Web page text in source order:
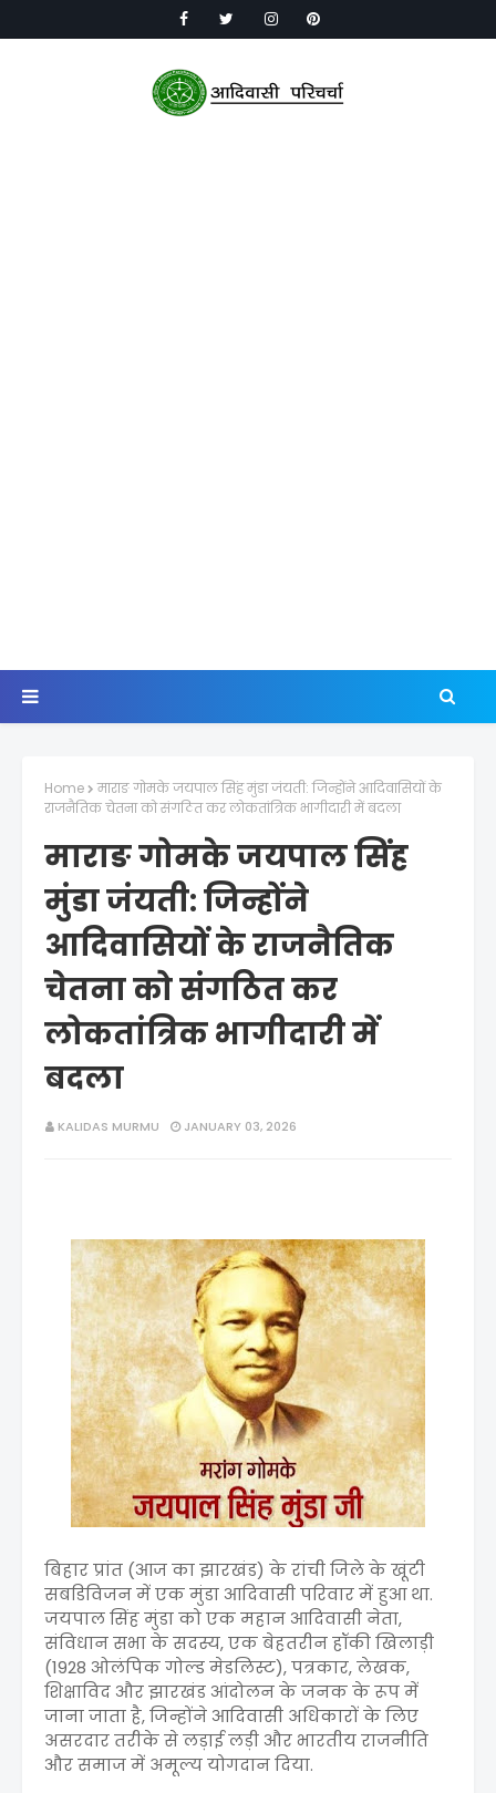
Home
माराङ गोमके जयपाल सिंह मुंडा जंयती: जिन्होंने आदिवासियों के
राजनैतिक चेतना को संगठित कर लोकतांत्रिक भागीदारी में बदला
माराङ गोमके जयपाल सिंह
मुंडा जंयती: जिन्होंने
आदिवासियों के राजनैतिक
चेतना को संगठित कर
लोकतांत्रिक भागीदारी में
बदला
KALIDAS MURMU JANUARY 03, 2026
बिहार प्रांत (आज का झारखंड) के रांची जिले के खूंटी
सबडिविजन में एक मुंडा आदिवासी परिवार में हुआ था.
जयपाल सिंह मुंडा को एक महान आदिवासी नेता,
संविधान सभा के सदस्य, एक बेहतरीन हॉकी खिलाड़ी
(1928 ओलंपिक गोल्ड मेडलिस्ट), पत्रकार, लेखक,
शिक्षाविद और झारखंड आंदोलन के जनक के रूप में
जाना जाता है, जिन्होंने आदिवासी अधिकारों के लिए
असरदार तरीके से लड़ाई लड़ी और भारतीय राजनीति
और समाज में अमूल्य योगदान दिया.